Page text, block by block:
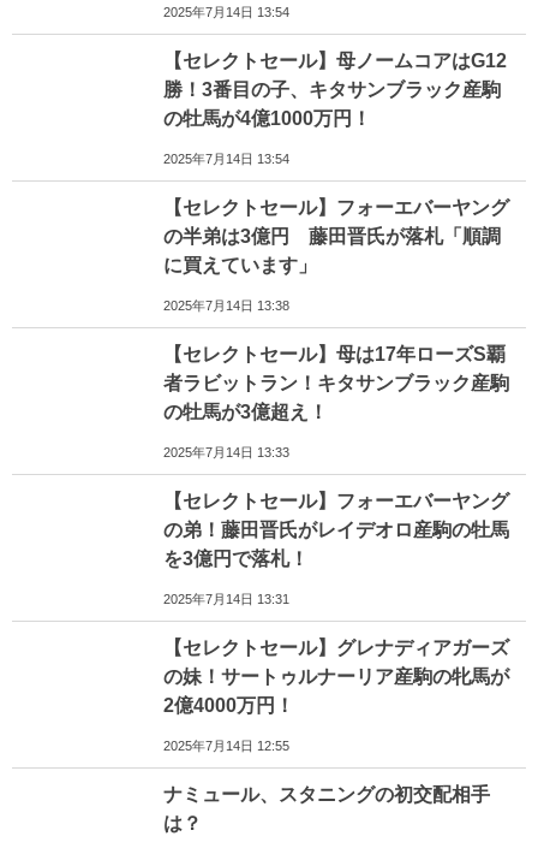
2025年7月14日 13:54
【セレクトセール】母ノームコアはG12
勝！3番目の子、キタサンブラック産駒
の牡馬が4億1000万円！
2025年7月14日 13:54
【セレクトセール】フォーエバーヤング
の半弟は3億円 藤田晋氏が落札「順調
に買えています」
2025年7月14日 13:38
【セレクトセール】母は17年ローズS覇
者ラビットラン！キタサンブラック産駒
の牡馬が3億超え！
2025年7月14日 13:33
【セレクトセール】フォーエバーヤング
の弟！藤田晋氏がレイデオロ産駒の牡馬
を3億円で落札！
2025年7月14日 13:31
【セレクトセール】グレナディアガーズ
の妹！サートゥルナーリア産駒の牝馬が
2億4000万円！
2025年7月14日 12:55
ナミュール、スタニングの初交配相手
は？